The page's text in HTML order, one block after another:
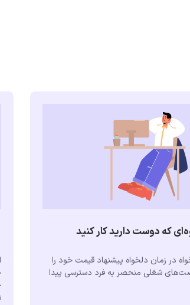
که دوست دارید کار کنید
در زمان دلخواه پیشنهاد قیمت خود را
شغلی منحصر به فرد دسترسی پیدا